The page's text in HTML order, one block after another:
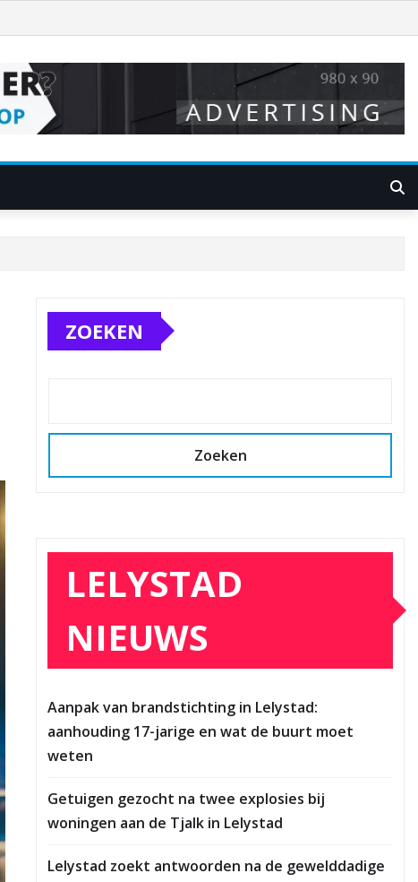
ZOEKEN
Zoeken
LELYSTAD
NIEUWS
Aanpak van brandstichting in Lelystad:
aanhouding 17-jarige en wat de buurt moet
weten
Getuigen gezocht na twee explosies bij
woningen aan de Tjalk in Lelystad
Lelystad zoekt antwoorden na de gewelddadige